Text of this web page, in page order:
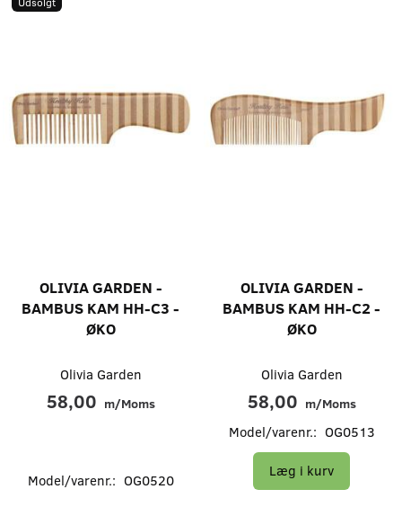
OLIVIA GARDEN -
BAMBUS KAM HH-C3 -
ØKO
Olivia Garden
58,00 m/Moms
Model/varenr.: OG0520
OLIVIA GARDEN -
BAMBUS KAM HH-C2 -
ØKO
Olivia Garden
58,00 m/Moms
Model/varenr.: OG0513
Læg i kurv